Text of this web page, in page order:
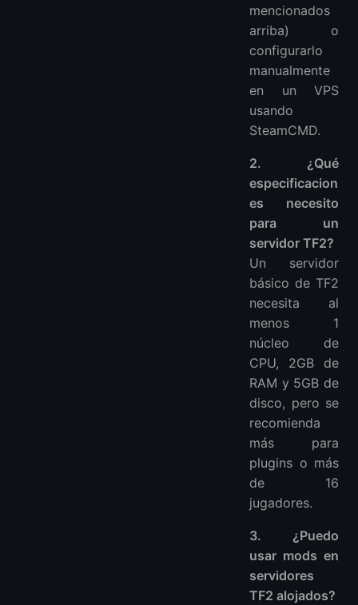
mencionados
arriba) o
configurarlo
manualmente
en un VPS
usando
SteamCMD.
2. ¿Qué
especificacion
es necesito
para un
servidor TF2?
Un servidor
básico de TF2
necesita al
menos 1
núcleo de
CPU, 2GB de
RAM y 5GB de
disco, pero se
recomienda
más para
plugins o más
de 16
jugadores.
3. ¿Puedo
usar mods en
servidores
TF2 alojados?